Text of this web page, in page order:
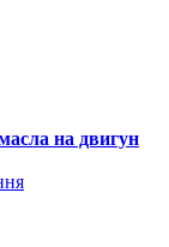
на двигун